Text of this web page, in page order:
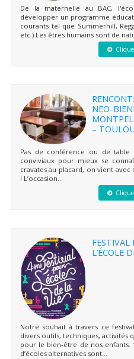
De la maternelle au BAC,
développer un programme
courants tel que Summerhill,
etc.) Les êtres humains sont de
NEO-
–
Pas de conférence ou de table
conviviaux pour mieux se
cravates au placard, on vient
! L’occasion...
FESTIVAL
L’ÉCOLE
Notre souhait à travers ce
divers outils, techniques, activités
pour le bien-être de nos enfants.
d’écoles alternatives sont...